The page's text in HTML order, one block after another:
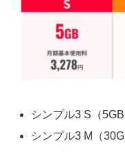
シンプル3 S（
シンプル3 M（